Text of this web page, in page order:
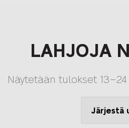
LAHJOJA
Näytetään tulokset